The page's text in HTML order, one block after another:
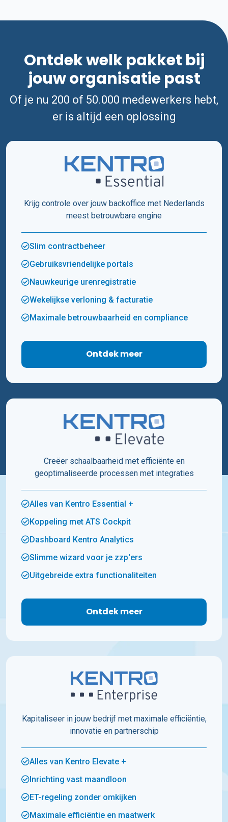
Ontdek welk pakket bij
jouw organisatie past
Of je nu 200 of 50.000 medewerkers hebt,
er is altijd een oplossing
Krijg controle over jouw backoffice met Nederlands
meest betrouwbare engine
Slim contractbeheer
Gebruiksvriendelijke portals
Nauwkeurige urenregistratie
Wekelijkse verloning & facturatie
Maximale betrouwbaarheid en compliance
Ontdek meer
Creëer schaalbaarheid met efficiënte en
geoptimaliseerde processen met integraties
Alles van Kentro Essential +
Koppeling met ATS Cockpit
Dashboard Kentro Analytics
Slimme wizard voor je zzp'ers
Uitgebreide extra functionaliteiten
Ontdek meer
Kapitaliseer in jouw bedrijf met maximale efficiëntie,
innovatie en partnerschip
Alles van Kentro Elevate +
Inrichting vast maandloon
ET-regeling zonder omkijken
Maximale efficiëntie en maatwerk